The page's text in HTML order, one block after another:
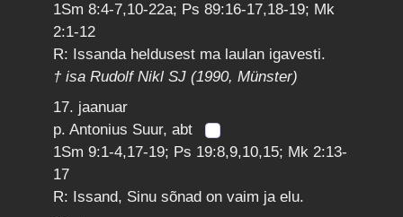
1Sm 8:4-7,10-22a; Ps 89:16-17,18-19; Mk
2:1-12
R: Issanda heldusest ma laulan igavesti.
† isa Rudolf Nikl SJ (1990, Münster)
17. jaanuar
p. Antonius Suur, abt
1Sm 9:1-4,17-19; Ps 19:8,9,10,15; Mk 2:13-
17
R: Issand, Sinu sõnad on vaim ja elu.